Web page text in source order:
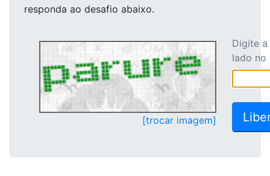
responda ao desafio abaixo.
[trocar imagem]
Digite
lado no